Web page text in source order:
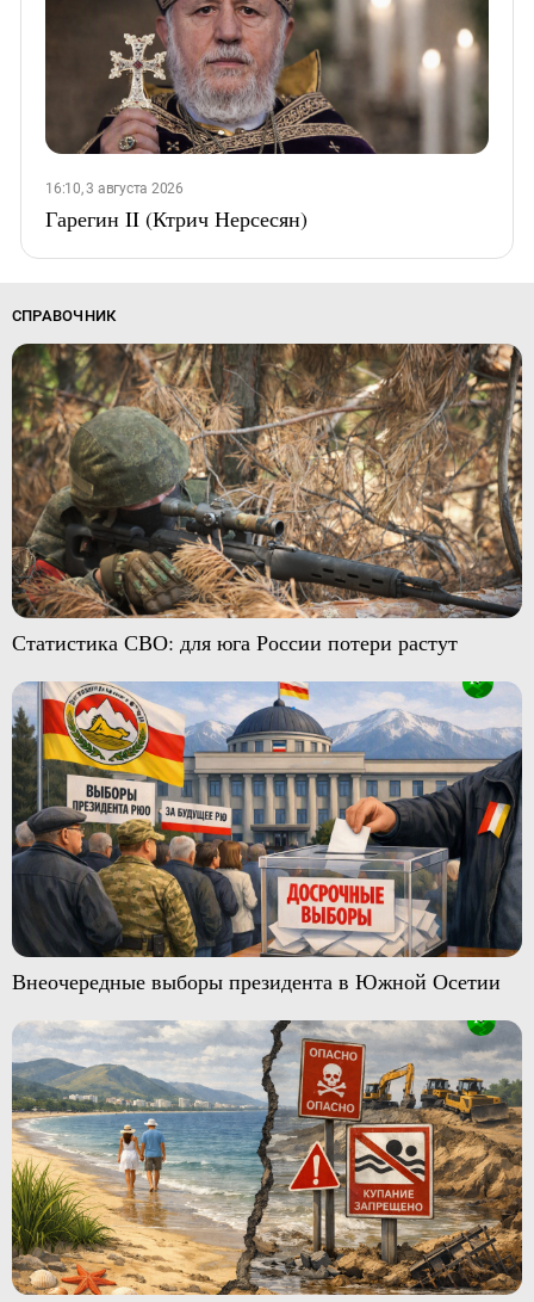
16:10, 3 августа 2026
Гарегин II (Ктрич Нерсесян)
СПРАВОЧНИК
Статистика СВО: для юга России потери растут
Внеочередные выборы президента в Южной Осетии